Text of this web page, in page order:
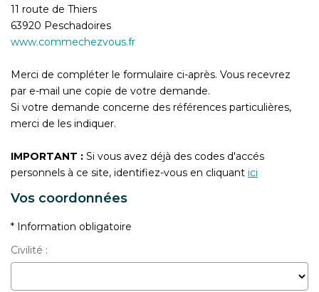
TÉMOIGNAGES
CONTACT
11 route de Thiers
63920 Peschadoires
www.commechezvous.fr
Merci de compléter le formulaire ci-après. Vous recevrez
par e-mail une copie de votre demande.
Si votre demande concerne des références particulières,
merci de les indiquer.
IMPORTANT : Si vous avez déjà des codes d'accés
personnels à ce site, identifiez-vous en cliquant ici
Vos coordonnées
* Information obligatoire
Civilité :